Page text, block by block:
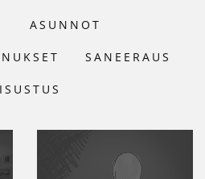
ASUNNOT
SANEERAUS